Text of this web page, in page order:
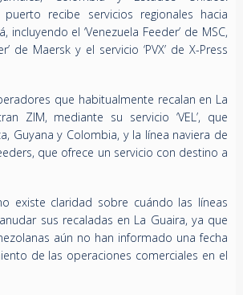
puerto recibe servicios regionales hacia
incluyendo el ‘Venezuela Feeder’ de MSC,
de Maersk y el servicio ‘PVX’ de X-Press
que habitualmente recalan en La
ZIM, mediante su servicio ‘VEL’, que
Guyana y Colombia, y la línea naviera de
que ofrece un servicio con destino a
existe claridad sobre cuándo las líneas
sus recaladas en La Guaira, ya que
aún no han informado una fecha
de las operaciones comerciales en el